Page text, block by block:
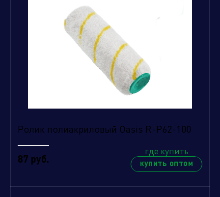
Ролик полиакриловый Oasis R-P62-100
87 руб.
где купить
купить оптом